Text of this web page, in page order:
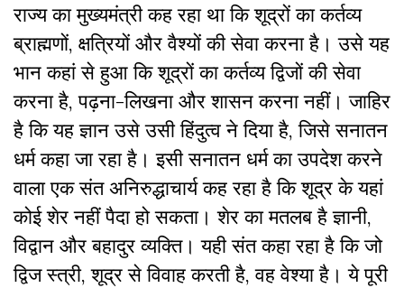
राज्य का मुख्यमंत्री कह रहा था कि शूद्रों का कर्तव्य
ब्राह्मणों, क्षत्रियों और वैश्यों की सेवा करना है। उसे यह
भान कहां से हुआ कि शूद्रों का कर्तव्य द्विजों की सेवा
करना है, पढ़ना-लिखना और शासन करना नहीं। जाहिर
है कि यह ज्ञान उसे उसी हिंदुत्व ने दिया है, जिसे सनातन
धर्म कहा जा रहा है। इसी सनातन धर्म का उपदेश करने
वाला एक संत अनिरुद्धाचार्य कह रहा है कि शूद्र के यहां
कोई शेर नहीं पैदा हो सकता। शेर का मतलब है ज्ञानी,
विद्वान और बहादुर व्यक्ति। यही संत कहा रहा है कि जो
द्विज स्त्री, शूद्र से विवाह करती है, वह वेश्या है। ये पूरी